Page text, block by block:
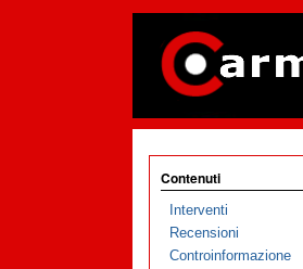
Contenuti
Interventi
Recensioni
Controinformazione